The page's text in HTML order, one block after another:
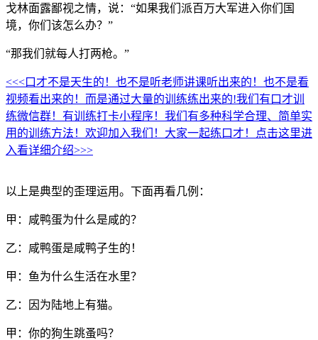
戈林面露鄙视之情，说：“如果我们派百万大军进入你们国
境，你们该怎么办？”
“那我们就每人打两枪。”
<<<口才不是天生的！也不是听老师讲课听出来的！也不是看
视频看出来的！而是通过大量的训练练出来的!我们有口才训
练微信群！有训练打卡小程序！我们有多种科学合理、简单实
用的训练方法！欢迎加入我们！大家一起练口才！点击这里进
入看详细介绍>>>
以上是典型的歪理运用。下面再看几例：
甲：咸鸭蛋为什么是咸的？
乙：咸鸭蛋是咸鸭子生的！
甲：鱼为什么生活在水里？
乙：因为陆地上有猫。
甲：你的狗生跳蚤吗？